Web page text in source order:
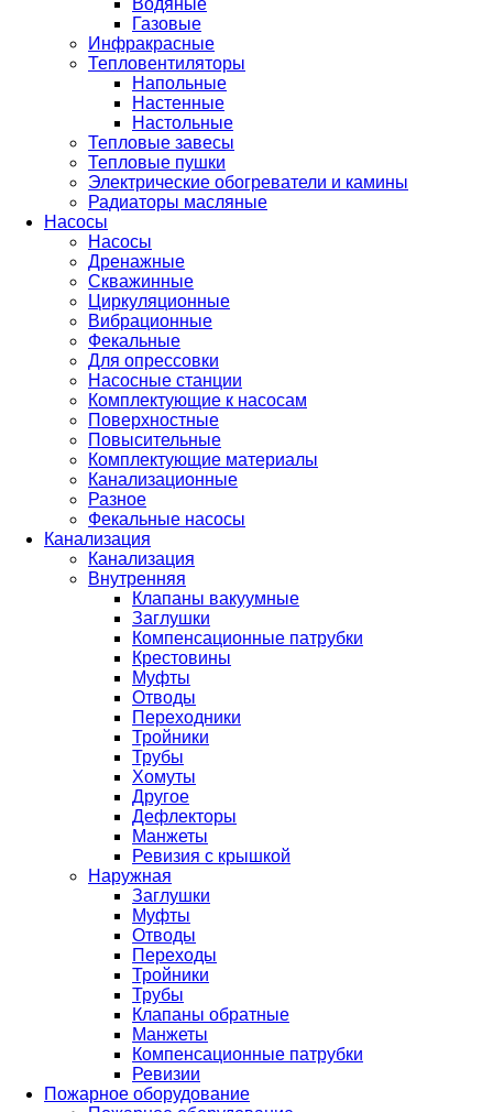
Водяные
Газовые
Инфракрасные
Тепловентиляторы
Напольные
Настенные
Настольные
Тепловые завесы
Тепловые пушки
Электрические обогреватели и камины
Радиаторы масляные
Насосы
Насосы
Дренажные
Скважинные
Циркуляционные
Вибрационные
Фекальные
Для опрессовки
Насосные станции
Комплектующие к насосам
Поверхностные
Повысительные
Комплектующие материалы
Канализационные
Разное
Фекальные насосы
Канализация
Канализация
Внутренняя
Клапаны вакуумные
Заглушки
Компенсационные патрубки
Крестовины
Муфты
Отводы
Переходники
Тройники
Трубы
Хомуты
Другое
Дефлекторы
Манжеты
Ревизия с крышкой
Наружная
Заглушки
Муфты
Отводы
Переходы
Тройники
Трубы
Клапаны обратные
Манжеты
Компенсационные патрубки
Ревизии
Пожарное оборудование